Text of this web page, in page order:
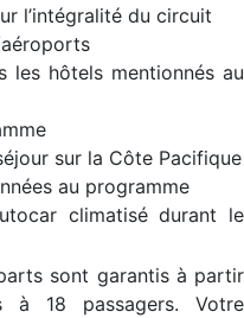
l’intégralité du circuit
les hôtels mentionnés au
sur la Côte Pacifique
au programme
climatisé durant le
sont garantis à partir
18 passagers. Votre